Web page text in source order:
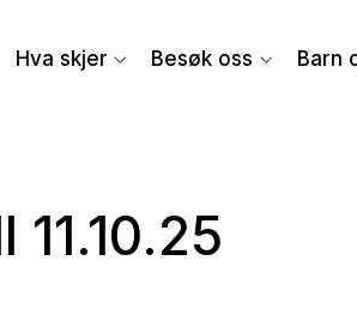
Hva skjer Besøk oss Barn